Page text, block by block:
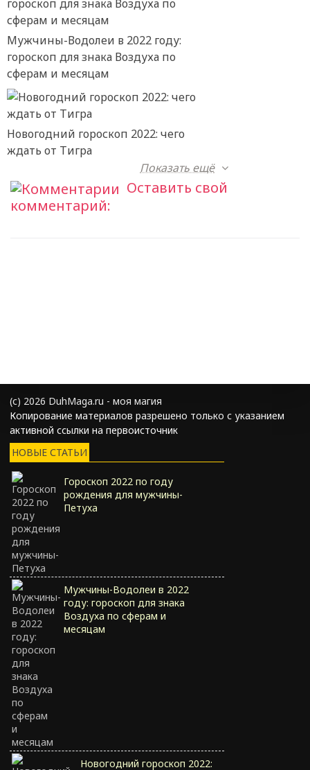
Мужчины-Водолеи в 2022 году:
гороскоп для знака Воздуха по
сферам и месяцам
Новогодний гороскоп 2022: чего
ждать от Тигра
Показать ещё
Оставить свой
комментарий:
(с) 2026 DuhMaga.ru - моя магия
Копирование материалов разрешено только с указанием
активной ссылки на первоисточник
НОВЫЕ СТАТЬИ
Гороскоп 2022 по году
рождения для мужчины-
Петуха
Мужчины-Водолеи в 2022
году: гороскоп для знака
Воздуха по сферам и
месяцам
Новогодний гороскоп 2022: